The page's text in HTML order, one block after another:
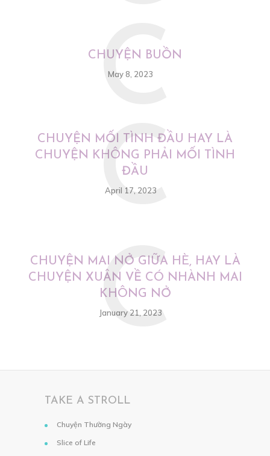
CHUYỆN BUỒN
May 8, 2023
C
CHUYỆN MỐI TÌNH ĐẦU HAY LÀ
CHUYỆN KHÔNG PHẢI MỐI TÌNH
ĐẦU
April 17, 2023
C
CHUYỆN MAI NỞ GIỮA HÈ, HAY LÀ
CHUYỆN XUÂN VỀ CÓ NHÀNH MAI
KHÔNG NỞ
January 21, 2023
C
TAKE A STROLL
Chuyện Thường Ngày
Slice of Life